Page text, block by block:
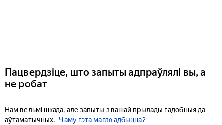
Пацвердзіце, што запыты адпраўлялі вы, а
не робат
Нам вельмі шкада, але запыты з вашай прылады падобныя да
аўтаматычных.
Чаму гэта магло адбыцца?